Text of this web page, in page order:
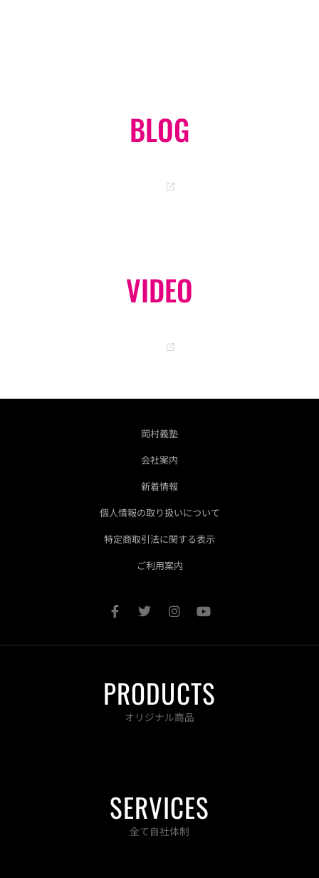
BLOG
VIDEO
岡村義塾
会社案内
新着情報
個人情報の取り扱いについて
特定商取引法に関する表示
ご利用案内
F
a
e
o
k
-
T
w
t
r
I
n
t
r
m
Y
o
t
e
PRODUCTS
オリジナル商品
SERVICES
全て自社体制